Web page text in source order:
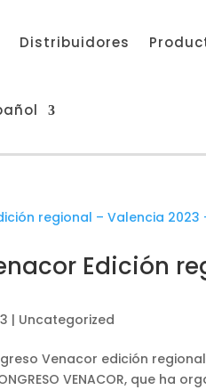
Distribuidores
Edición
| Uncategorized
Venacor edición
VENACOR, que ha